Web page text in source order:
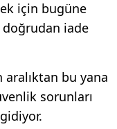
için bugüne
iade
aralıktan bu yana
sorunları